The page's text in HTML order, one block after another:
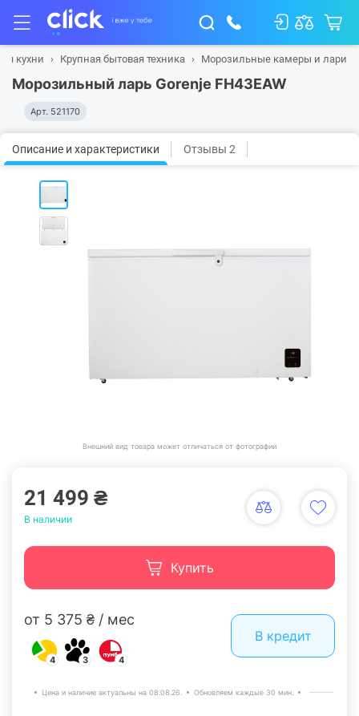
кухни Крупная бытовая техника Морозильные камеры и лари
Морозильный ларь Gorenje FH43EAW
Арт. 521170
Описание и характеристики Отзывы 2
Внешний вид товара может отличаться от фотографии
21 499 ₴
В наличии
Купить
от 5 375 ₴ / мес
4 3 4
В кредит
Цена и наличие актуальны на 08.08.26. Обновляем каждые 30 мин.